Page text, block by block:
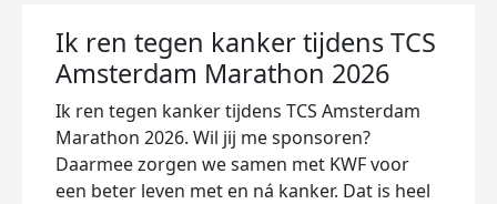
Ik ren tegen kanker tijdens TCS
Amsterdam Marathon 2026
Ik ren tegen kanker tijdens TCS Amsterdam
Marathon 2026. Wil jij me sponsoren?
Daarmee zorgen we samen met KWF voor
een beter leven met en ná kanker. Dat is heel